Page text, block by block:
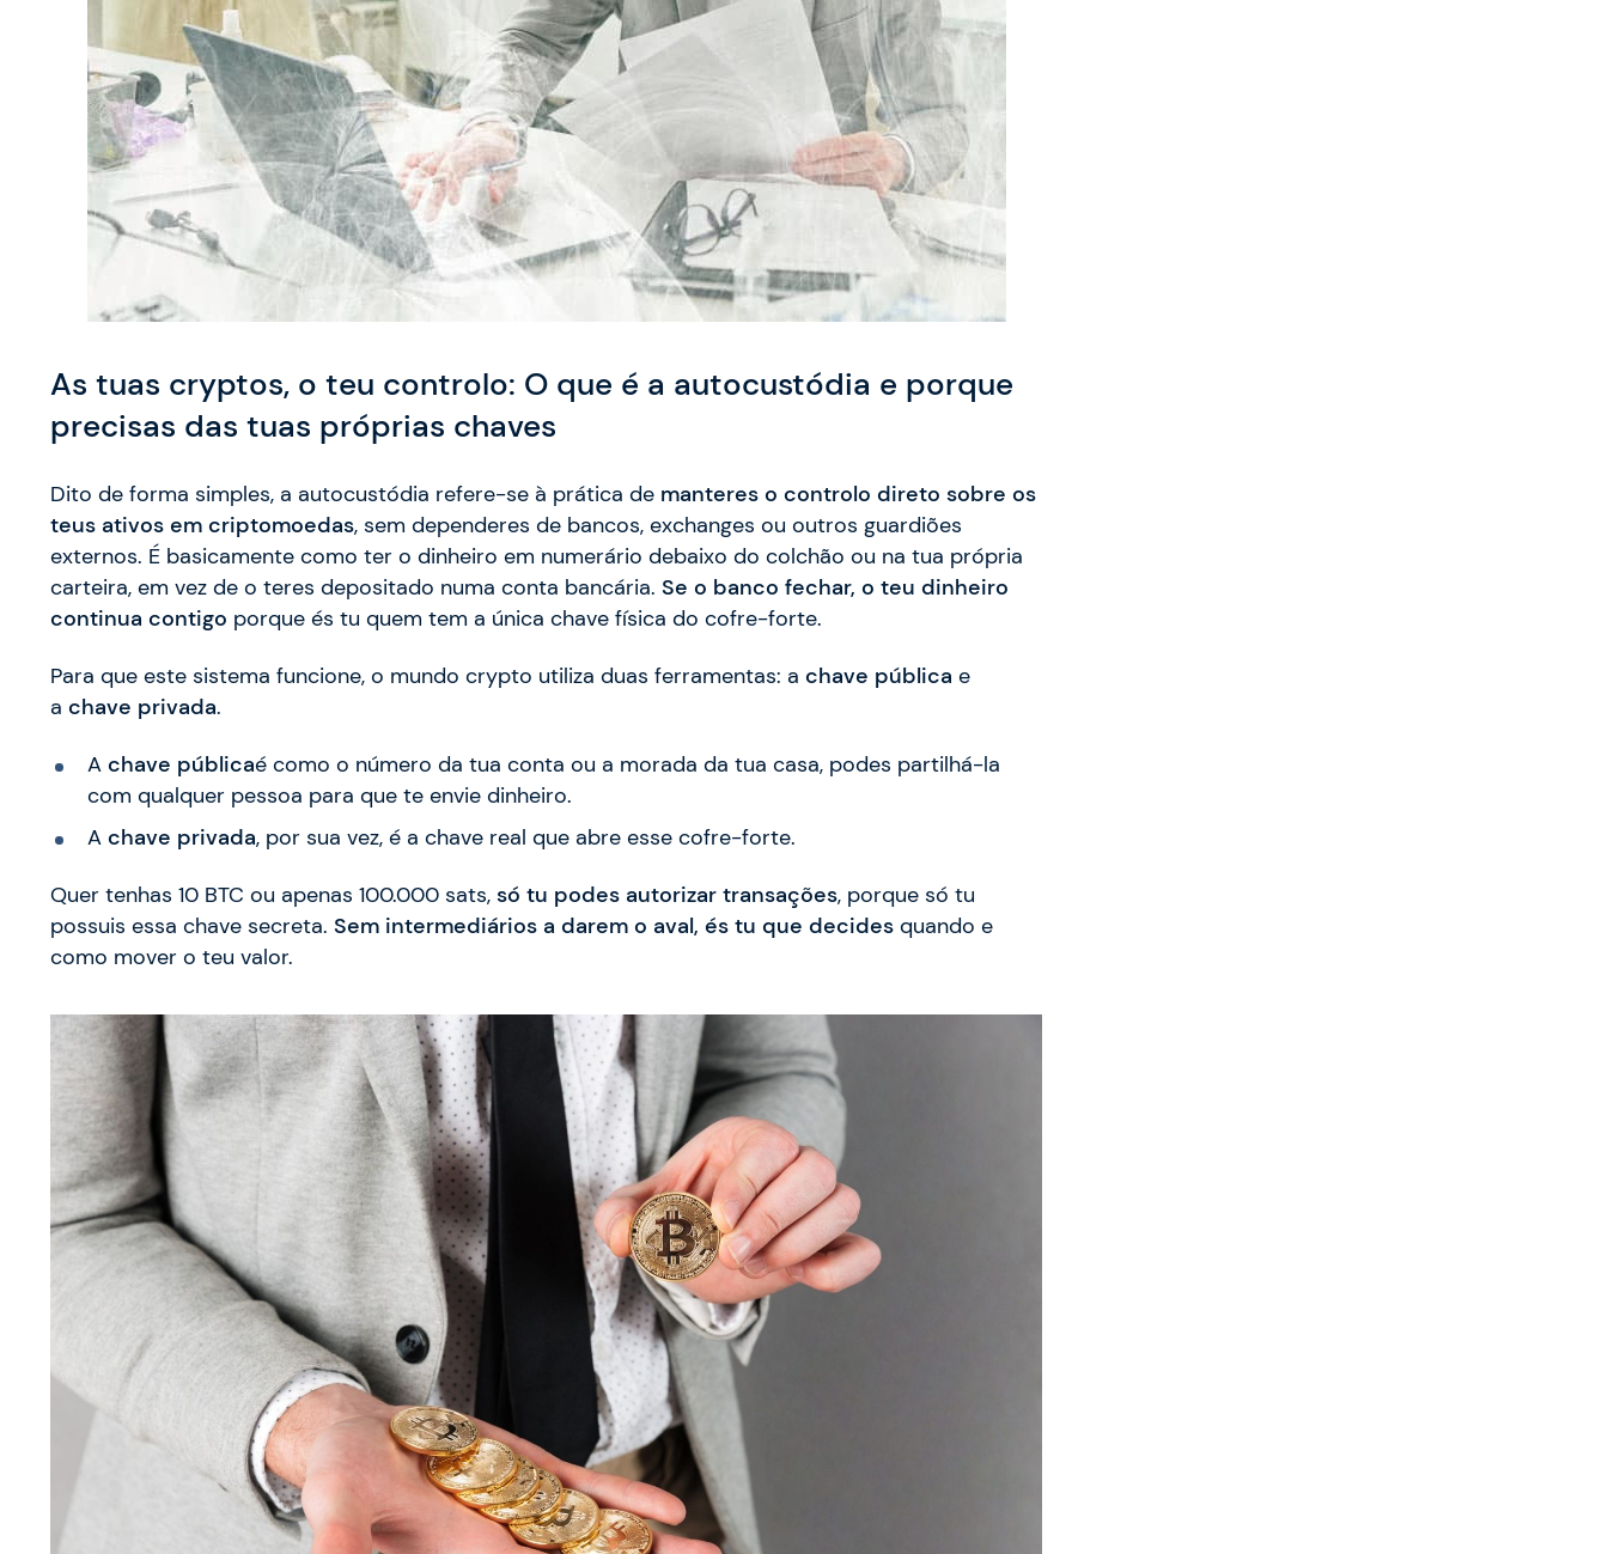
As tuas cryptos, o teu controlo: O que é a autocustódia e porque
precisas das tuas próprias chaves
Dito de forma simples, a autocustódia refere-se à prática de manteres o controlo direto sobre os
teus ativos em criptomoedas, sem dependeres de bancos, exchanges ou outros guardiões
externos. É basicamente como ter o dinheiro em numerário debaixo do colchão ou na tua própria
carteira, em vez de o teres depositado numa conta bancária. Se o banco fechar, o teu dinheiro
continua contigo porque és tu quem tem a única chave física do cofre-forte.
Para que este sistema funcione, o mundo crypto utiliza duas ferramentas: a chave pública e
a chave privada.
A chave públicaé como o número da tua conta ou a morada da tua casa, podes partilhá-la
com qualquer pessoa para que te envie dinheiro.
A chave privada, por sua vez, é a chave real que abre esse cofre-forte.
Quer tenhas 10 BTC ou apenas 100.000 sats, só tu podes autorizar transações, porque só tu
possuis essa chave secreta. Sem intermediários a darem o aval, és tu que decides quando e
como mover o teu valor.